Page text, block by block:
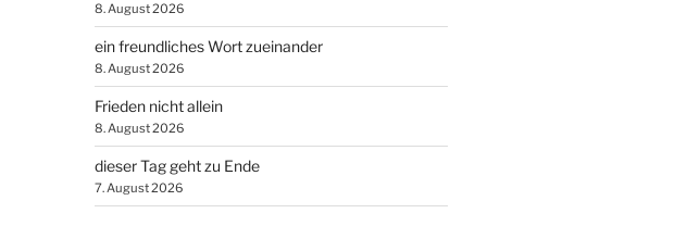
8. August 2026
ein freundliches Wort zueinander
8. August 2026
Frieden nicht allein
8. August 2026
dieser Tag geht zu Ende
7. August 2026